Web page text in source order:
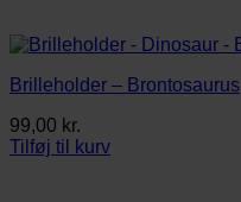
Brilleholder – Brontosaurus
99,00 kr.
Tilføj til kurv